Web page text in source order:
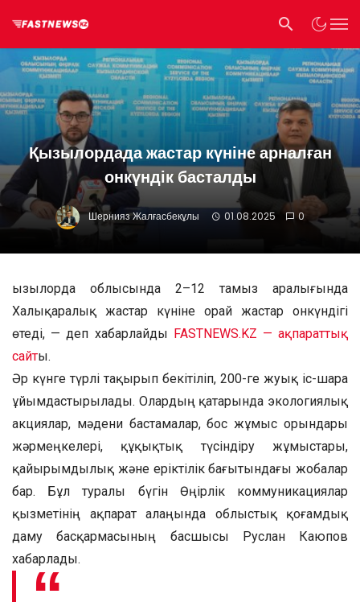
Қызылордада жастар күніне арналған
онкүндік басталды
Шернияз Жалғасбекұлы 01.08.2025 0
Қызылорда облысында 2–12 тамыз аралығында
Халықаралық жастар күніне орай жастар онкүндігі
өтеді, — деп хабарлайды FASTNEWS.KZ — ақпараттық
сайты.
Әр күнге түрлі тақырып бекітіліп, 200-ге жуық іс-шара
ұйымдастырылады. Олардың қатарында экологиялық
акциялар, мәдени бастамалар, бос жұмыс орындары
жәрмеңкелері, құқықтық түсіндіру жұмыстары,
қайырымдылық және еріктілік бағытындағы жобалар
бар. Бұл туралы бүгін Өңірлік коммуникациялар
қызметінің ақпарат алаңында облыстық қоғамдық
даму басқармасының басшысы Руслан Каюпов
хабарлады.